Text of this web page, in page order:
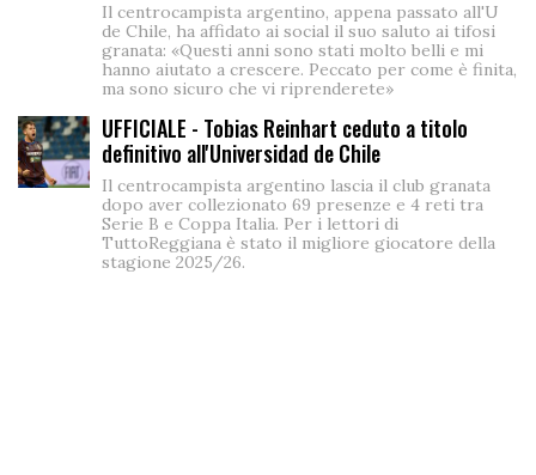
Il centrocampista argentino, appena passato all'U
de Chile, ha affidato ai social il suo saluto ai tifosi
granata: «Questi anni sono stati molto belli e mi
hanno aiutato a crescere. Peccato per come è finita,
ma sono sicuro che vi riprenderete»
UFFICIALE - Tobias Reinhart ceduto a titolo
definitivo all'Universidad de Chile
Il centrocampista argentino lascia il club granata
dopo aver collezionato 69 presenze e 4 reti tra
Serie B e Coppa Italia. Per i lettori di
TuttoReggiana è stato il migliore giocatore della
stagione 2025/26.